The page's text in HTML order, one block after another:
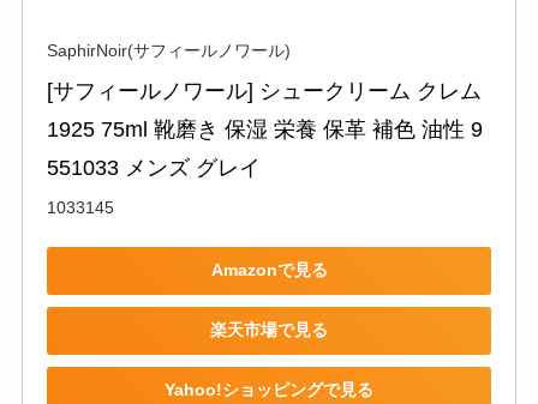
SaphirNoir(サフィールノワール)
[サフィールノワール] シュークリーム クレム
1925 75ml 靴磨き 保湿 栄養 保革 補色 油性 9
551033 メンズ グレイ
1033145
Amazonで見る
楽天市場で見る
Yahoo!ショッピングで見る